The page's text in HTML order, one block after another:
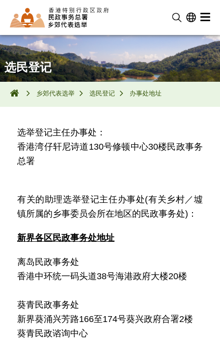
选民登记
乡郊代表选举 选民登记 办事处地址
选举登记主任办事处：
香港湾仔轩尼诗道130号修顿中心30楼民政事务
总署
有关的助理选举登记主任办事处(有关乡村／墟
镇所属的乡事委员会所在地区的民政事务处)：
新界各区民政事务处地址
离岛民政事务处
香港中环统一码头道38号海港政府大楼20楼
葵青民政事务处
新界葵涌兴芳路166至174号葵兴政府合署2楼
葵青民政谘询中心